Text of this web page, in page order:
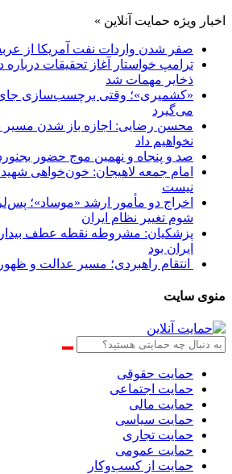
اخبار ویژه حمایت آنلاین »
صفر شدن واردات نفت آمریکا از
ترامپ خواستار آغاز تحقیقات
ذخایر مهمات شد
«کشمیری»؛ وقتی برچسب‌سازی جای
می‌گیرد
محسن رضایی: اجازه باز شدن مسیر
نخواهیم داد
صد و پنجاه و نهمین موج حضور
امام جمعه لاهیجان: خون‌خواهی
نیست
اخراج دو مأمور ارشد «موساد»؛
شوم تغییر نظام ایران
پزشکیان: مشروطه نقطه عطف
ایران بود
انتقام راهبردی؛ مسیر عدالت و ظهور
منوی سایت
حمایت حقوقی
حمایت اجتماعی
حمایت مالی
حمایت سیاسی
حمایت تجاری
حمایت عمومی
حمایت از کسب‌وکار